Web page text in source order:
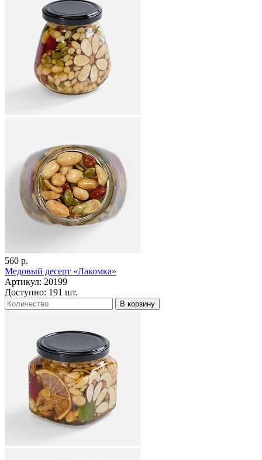
560 р.
Медовый десерт «Лакомка»
Артикул: 20199
Доступно: 191 шт.
В корзину